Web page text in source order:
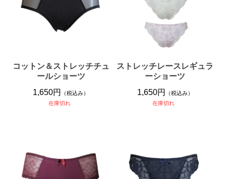
コットン＆ストレッチチュ
ールショーツ
1,650円
（税込み）
在庫切れ
ストレッチレースレギュラ
ーショーツ
1,650円
（税込み）
在庫切れ